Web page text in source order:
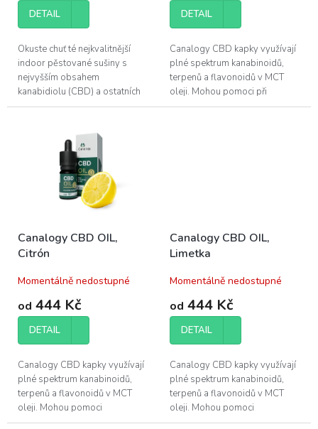
DETAIL
Okuste chuť té nejkvalitnější
indoor pěstované sušiny s
nejvyšším obsahem
kanabidiolu (CBD) a ostatních
účinných látek, které konopí
DETAIL
Canalogy CBD kapky využívají
plné spektrum kanabinoidů,
terpenů a flavonoidů v MCT
oleji. Mohou pomoci při
regeneraci svalů a zlepšení
Canalogy CBD OIL,
Citrón
Momentálně nedostupné
od 444 Kč
DETAIL
Canalogy CBD kapky využívají
plné spektrum kanabinoidů,
terpenů a flavonoidů v MCT
oleji. Mohou pomoci
při regeneraci svalů a zlepšení
Canalogy CBD OIL,
Limetka
Momentálně nedostupné
od 444 Kč
DETAIL
Canalogy CBD kapky využívají
plné spektrum kanabinoidů,
terpenů a flavonoidů v MCT
oleji. Mohou pomoci
při regeneraci svalů a zlepšení